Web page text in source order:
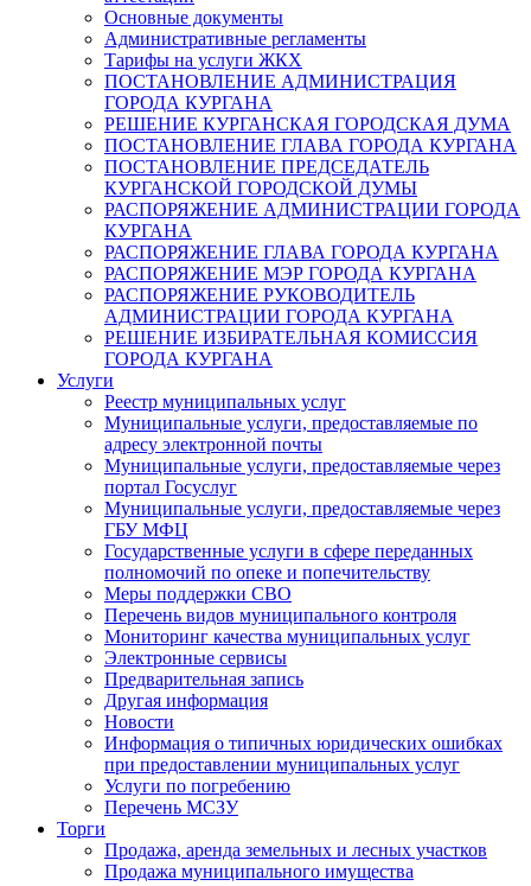
Основные документы
Административные регламенты
Тарифы на услуги ЖКХ
ПОСТАНОВЛЕНИЕ АДМИНИСТРАЦИЯ
ГОРОДА КУРГАНА
РЕШЕНИЕ КУРГАНСКАЯ ГОРОДСКАЯ ДУМА
ПОСТАНОВЛЕНИЕ ГЛАВА ГОРОДА КУРГАНА
ПОСТАНОВЛЕНИЕ ПРЕДСЕДАТЕЛЬ
КУРГАНСКОЙ ГОРОДСКОЙ ДУМЫ
РАСПОРЯЖЕНИЕ АДМИНИСТРАЦИИ ГОРОДА
КУРГАНА
РАСПОРЯЖЕНИЕ ГЛАВА ГОРОДА КУРГАНА
РАСПОРЯЖЕНИЕ МЭР ГОРОДА КУРГАНА
РАСПОРЯЖЕНИЕ РУКОВОДИТЕЛЬ
АДМИНИСТРАЦИИ ГОРОДА КУРГАНА
РЕШЕНИЕ ИЗБИРАТЕЛЬНАЯ КОМИССИЯ
ГОРОДА КУРГАНА
Услуги
Реестр муниципальных услуг
Муниципальные услуги, предоставляемые по
адресу электронной почты
Муниципальные услуги, предоставляемые через
портал Госуслуг
Муниципальные услуги, предоставляемые через
ГБУ МФЦ
Государственные услуги в сфере переданных
полномочий по опеке и попечительству
Меры поддержки СВО
Перечень видов муниципального контроля
Мониторинг качества муниципальных услуг
Электронные сервисы
Предварительная запись
Другая информация
Новости
Информация о типичных юридических ошибках
при предоставлении муниципальных услуг
Услуги по погребению
Перечень МСЗУ
Торги
Продажа, аренда земельных и лесных участков
Продажа муниципального имущества